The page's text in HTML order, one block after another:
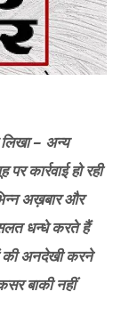
– अन्य
कार्रवाई हो रही
अख़बार और
धन्धे करते हैं
की अनदेखी करने
बाकी नहीं